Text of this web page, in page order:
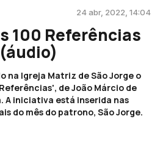
24 abr, 2022, 14:04
100 Referências
na Igreja Matriz de São Jorge o
de João Márcio de
A iniciativa está inserida nas
do mês do patrono, São Jorge.